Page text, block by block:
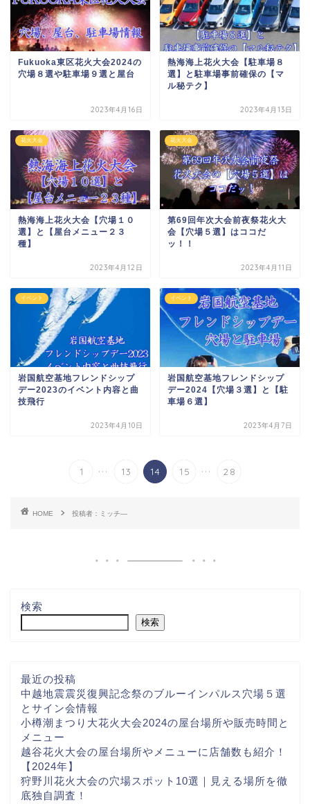
Fukuoka東区花火大会2024の
穴場８選や駐車場９選と屋台
2023年4月16日
熱海海上花火大会【駐車場８
選】と駐車場事前確保の【マ
ル秘テク】
2023年4月13日
花火大会
熱海海上花火大会【穴場１０
選】と【屋台メニュー２３
種】
2023年4月12日
花火大会
第69回年次大会前夜祭花火大
会【穴場５選】はココだ
ッ！！
2023年4月11日
イベント
岩国航空基地フレンドシップ
デー2023のイベント内容と曲
技飛行
2023年4月10日
イベント
岩国航空基地フレンドシップ
デー2024【穴場３選】と【駐
車場６選】
2023年4月7日
1 ... 13 14 15 ... 28
HOME 投稿者：ミッチ―
検索
検索
最近の投稿
中越地震震災復興記念祭のブルーインパルス穴場５選
とサイン会情報
小樽潮まつり大花火大会2024の屋台場所や販売時間と
メニュー
越谷花火大会の屋台場所やメニューに店舗数も紹介！
【2024年】
狩野川花火大会の穴場スポット10選｜見える場所を徹
底独自調査！